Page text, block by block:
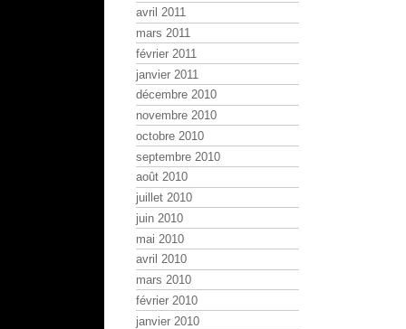
avril 2011
mars 2011
février 2011
janvier 2011
décembre 2010
novembre 2010
octobre 2010
septembre 2010
août 2010
juillet 2010
juin 2010
mai 2010
avril 2010
mars 2010
février 2010
janvier 2010